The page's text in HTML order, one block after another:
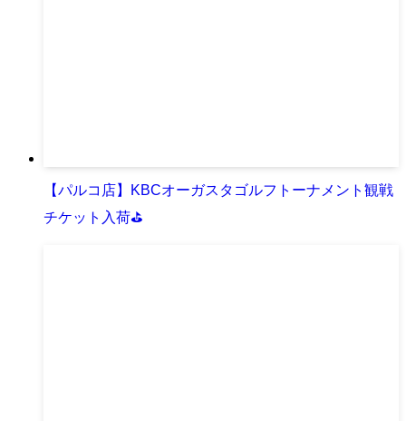
【パルコ店】KBCオーガスタゴルフトーナメント観戦
チケット入荷⛳